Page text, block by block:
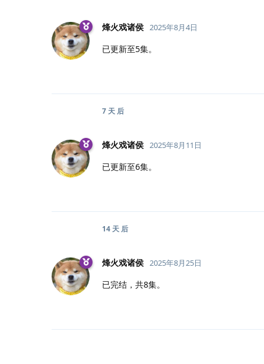
烽火戏诸侯 2025年8月4日
已更新至5集。
7 天 后
烽火戏诸侯 2025年8月11日
已更新至6集。
14 天 后
烽火戏诸侯 2025年8月25日
已完结，共8集。